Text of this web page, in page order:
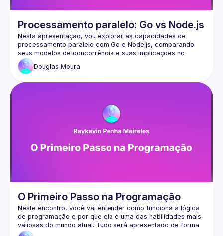
Processamento paralelo: Go vs Node.js
Nesta apresentação, vou explorar as capacidades de
processamento paralelo com Go e Node.js, comparando
seus modelos de concorrência e suas implicações no
desempenho, mostrando interessantes cenários de uso de
Douglas Moura
O Primeiro Passo na Programação
Neste encontro, você vai entender como funciona a lógica
de programação e por que ela é uma das habilidades mais
valiosas do mundo atual. Tudo será apresentado de forma
simples, prática e no seu idioma, usando o Portugol, uma